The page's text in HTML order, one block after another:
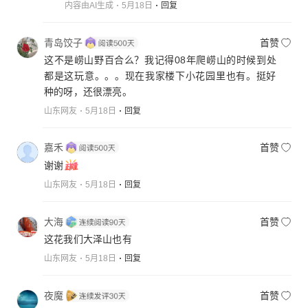
内容由AI生成 5月18日 回复
青岛饺子
首赞
这不是崂山野百合么？我记得08年爬崂山的时候到处
都是这玩意。。。现在我家楼下小花园里也有。挺好
种的呀，还很漂亮。
山东网友 5月18日 回复
嘉禾
首赞
谢谢
山东网友 5月18日 回复
大海
首赞
这花我们大泽山也有
山东网友 5月18日 回复
夜魔
首赞